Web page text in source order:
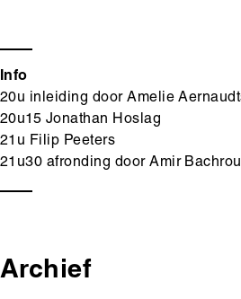
Info
20u inleiding door Amelie
20u15 Jonathan Hoslag
21u Filip Peeters
21u30 afronding door Amir
Archief